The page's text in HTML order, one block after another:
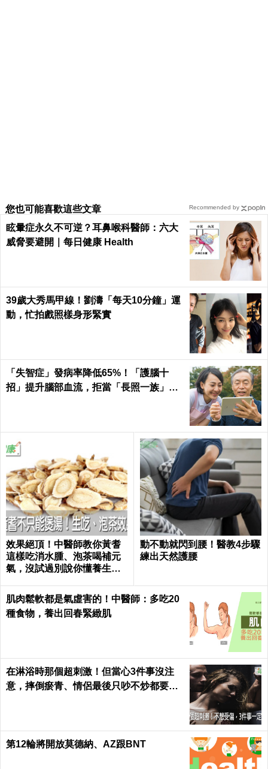
您也可能喜歡這些文章
眩暈症永久不可逆？耳鼻喉科醫師：六大
威脅要避開｜每日健康 Health
39歲大秀馬甲線！劉濤「每天10分鐘」運
動，忙拍戲照樣身形緊實
「失智症」發病率降低65%！「護腦十
招」提升腦部血流，拒當「長照一族」靠
效果絕頂！中醫師教你黃耆
這樣吃消水腫、泡茶喝補元
氣，沒試過別說你懂養生｜
動不動就閃到腰！醫教4步驟
練出天然護腰
肌肉鬆軟都是氣虛害的！中醫師：多吃20
種食物，養出回春緊緻肌
在淋浴時那個超刺激！但當心3件事沒注
意，摔倒瘀青、情侶最後只吵不炒都要怪
第12輪將開放莫德納、AZ跟BNT
Recommended by